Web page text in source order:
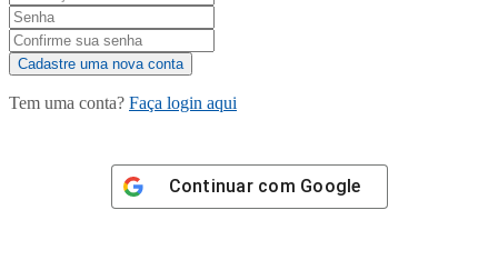
Tem uma conta? Faça login aqui
Continuar com Google